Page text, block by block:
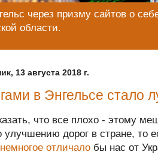
через призму сайтов о
области.
13 августа 2018 г.
в Энгельсе стало
что все плохо - этому
улучшению дорог в стране, то
немногое отличало бы нас от